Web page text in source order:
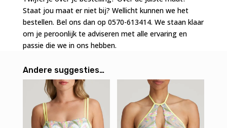
Electric
Summer
aantal
Staat jou maat er niet bij? Wellicht kunnen we het
bestellen. Bel ons dan op 0570-613414. We staan klaar
om je peroonlijk te adviseren met alle ervaring en
passie die we in ons hebben.
Andere suggesties…